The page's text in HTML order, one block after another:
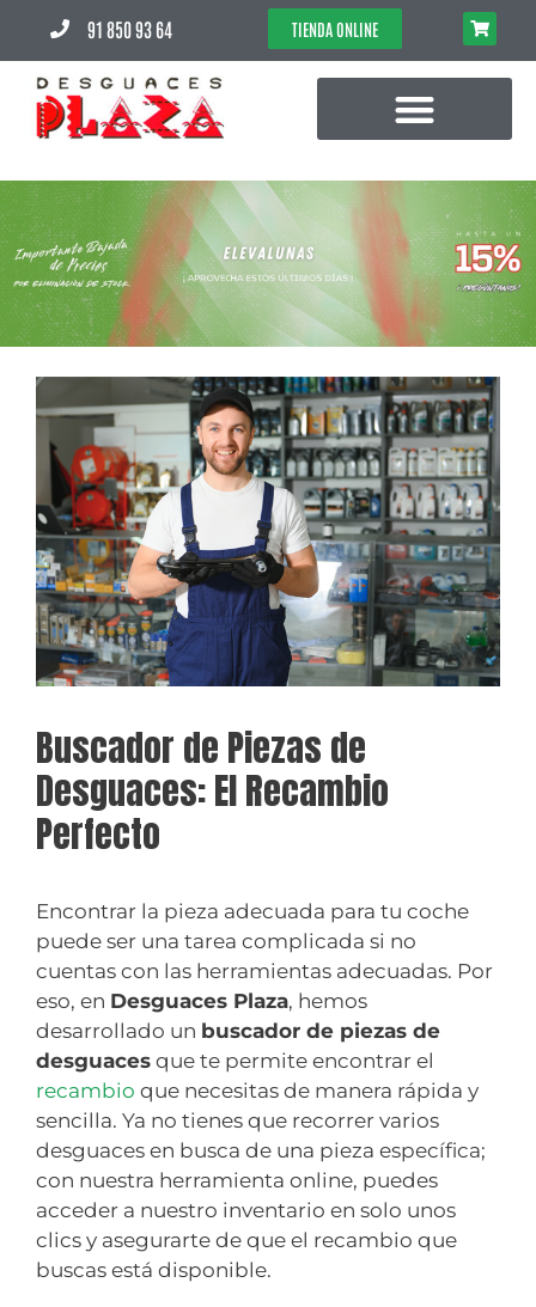
91 850 93 64 TIENDA ONLINE
Buscador de Piezas de
Desguaces: El Recambio
Perfecto
Encontrar la pieza adecuada para tu coche
puede ser una tarea complicada si no
cuentas con las herramientas adecuadas. Por
eso, en Desguaces Plaza, hemos
desarrollado un buscador de piezas de
desguaces que te permite encontrar el
recambio que necesitas de manera rápida y
sencilla. Ya no tienes que recorrer varios
desguaces en busca de una pieza específica;
con nuestra herramienta online, puedes
acceder a nuestro inventario en solo unos
clics y asegurarte de que el recambio que
buscas está disponible.